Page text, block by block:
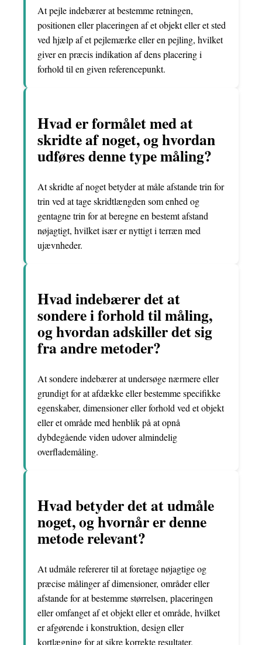
At pejle indebærer at bestemme retningen,
positionen eller placeringen af et objekt eller et sted
ved hjælp af et pejlemærke eller en pejling, hvilket
giver en præcis indikation af dens placering i
forhold til en given referencepunkt.
Hvad er formålet med at
skridte af noget, og hvordan
udføres denne type måling?
At skridte af noget betyder at måle afstande trin for
trin ved at tage skridtlængden som enhed og
gentagne trin for at beregne en bestemt afstand
nøjagtigt, hvilket især er nyttigt i terræn med
ujævnheder.
Hvad indebærer det at
sondere i forhold til måling,
og hvordan adskiller det sig
fra andre metoder?
At sondere indebærer at undersøge nærmere eller
grundigt for at afdække eller bestemme specifikke
egenskaber, dimensioner eller forhold ved et objekt
eller et område med henblik på at opnå
dybdegående viden udover almindelig
overflademåling.
Hvad betyder det at udmåle
noget, og hvornår er denne
metode relevant?
At udmåle refererer til at foretage nøjagtige og
præcise målinger af dimensioner, områder eller
afstande for at bestemme størrelsen, placeringen
eller omfanget af et objekt eller et område, hvilket
er afgørende i konstruktion, design eller
kortlægning for at sikre korrekte resultater.